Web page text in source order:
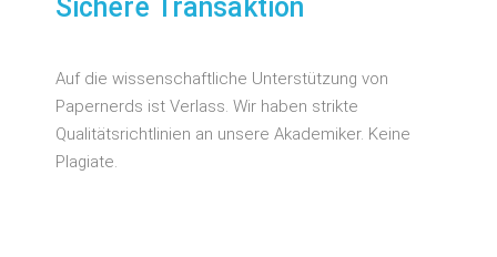
Sichere Transaktion
Auf die wissenschaftliche Unterstützung von
Papernerds ist Verlass. Wir haben strikte
Qualitätsrichtlinien an unsere Akademiker. Keine
Plagiate.